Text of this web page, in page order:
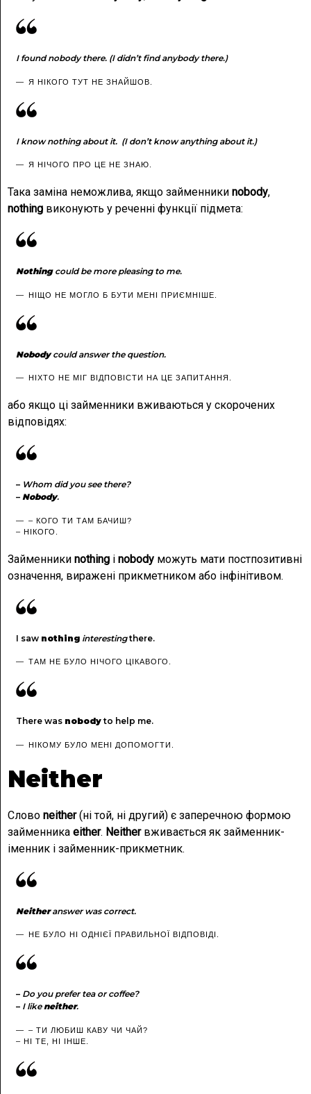
I found nobody there. (I didn’t find anybody there.)
Я НІКОГО ТУТ НЕ ЗНАЙШОВ.
I know nothing about it. (I don’t know anything about it.)
Я НІЧОГО ПРО ЦЕ НЕ ЗНАЮ.
Така заміна неможлива, якщо займенники nobody,
nothing виконують у реченні функції підмета:
Nothingcould be more pleasing to me.
НІЩО НЕ МОГЛО Б БУТИ МЕНІ ПРИЄМНІШЕ.
Nobodycould answer the question.
НІХТО НЕ МІГ ВІДПОВІСТИ НА ЦЕ ЗАПИТАННЯ.
або якщо ці займенники вживаються у скорочених
відповідях:
– Whom did you see there?
– Nobody.
– КОГО ТИ ТАМ БАЧИШ?
– НІКОГО.
Займенники nothing і nobody можуть мати постпозитивні
означення, виражені прикметником або інфінітивом.
I saw nothing interestingthere.
ТАМ НЕ БУЛО НІЧОГО ЦІКАВОГО.
There was nobody to help me.
НІКОМУ БУЛО МЕНІ ДОПОМОГТИ.
Neither
Слово neither(ні той, ні другий) є заперечною формою
займенника either. Neitherвживається як займенник-
іменник і займенник-прикметник.
Neither answer was correct.
НЕ БУЛО НІ ОДНІЄЇ ПРАВИЛЬНОЇ ВІДПОВІДІ.
– Do you prefer tea or coffee?
– I likeneither.
– ТИ ЛЮБИШ КАВУ ЧИ ЧАЙ?
– НІ ТЕ, НІ ІНШЕ.